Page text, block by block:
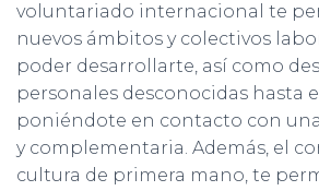
voluntariado internacional te
nuevos ámbitos y colectivos
poder desarrollarte, así como
personales desconocidas hasta
poniéndote en contacto con
y complementaria. Además, el
cultura de primera mano, te